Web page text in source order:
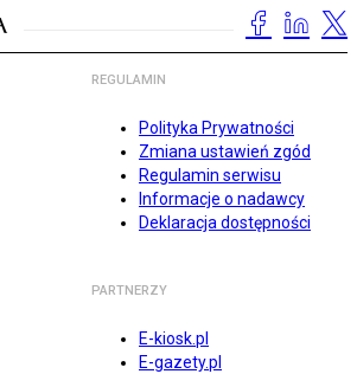
REGULAMIN
Polityka Prywatności
Zmiana ustawień zgód
Regulamin serwisu
Informacje o nadawcy
Deklaracja dostępności
PARTNERZY
E-kiosk.pl
E-gazety.pl